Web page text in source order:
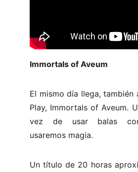
Immortals of Aveum
El mismo día llega, también
Play, Immortals of Aveum.
vez de usar balas
usaremos magia.
Un título de 20 horas